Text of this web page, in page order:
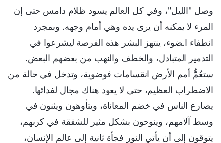
وصل "الليل"، وفي كل العالم يسود ظلام دامس حتى إن
المرء لا يمكنه أن يرى يده وهي أمام وجهه. وبمجرد
انطفاء الضوء، ينتهز البشر هذه الفرصة ليشرعوا في
التدمير المتبادل، والخطف والنهب من بعضهم البعض.
ستعُمُّ أمم الأرض انقسامات فوضوية، وتدخل في حالة من
الاضطراب العظيم، حتى لا يعود هناك مجال لفدائها.
يصارع الناس في خضم المعاناة، ويتأوهون ويئنون في
وسط آلامهم، وينوحون بشكل مثير للشفقة في كربهم،
يتوقون إلى أن يأتي النور فجأة ثانية إلى عالم الإنسان،